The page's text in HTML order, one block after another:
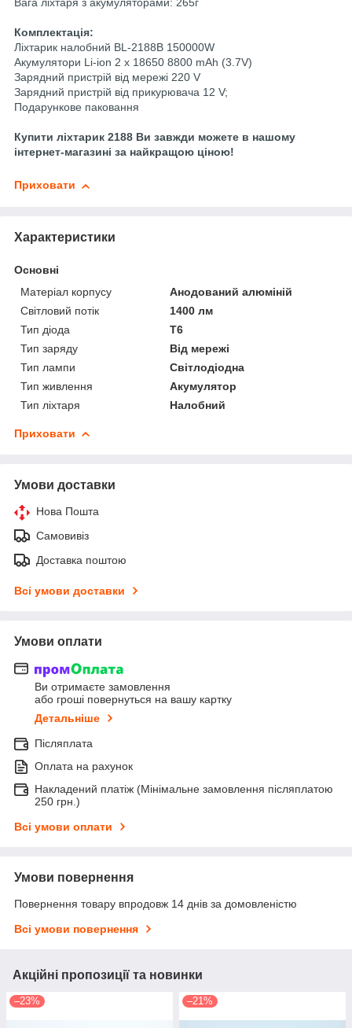
Вага ліхтаря з акумуляторами: 265г
Комплектація:
Ліхтарик налобний BL-2188B 150000W
Акумулятори Li-ion 2 х 18650 8800 mAh (3.7V)
Зарядний пристрій від мережі 220 V
Зарядний пристрій від прикурювача 12 V;
Подарункове паковання
Купити ліхтарик 2188 Ви завжди можете в нашому
інтернет-магазині за найкращою ціною!
Приховати
Характеристики
Основні
Матеріал корпусу
Анодований алюміній
Світловий потік
1400 лм
Тип діода
T6
Тип заряду
Від мережі
Тип лампи
Світлодіодна
Тип живлення
Акумулятор
Тип ліхтаря
Налобний
Приховати
Умови доставки
Нова Пошта
Самовивіз
Доставка поштою
Всі умови доставки
Умови оплати
Ви отримаєте замовлення
або гроші повернуться на вашу картку
Детальніше
Післяплата
Оплата на рахунок
Накладений платіж (Мінімальне замовлення післяплатою
250 грн.)
Всі умови оплати
Умови повернення
Повернення товару впродовж 14 днів за домовленістю
Всі умови повернення
Акційні пропозиції та новинки
–23% –21%